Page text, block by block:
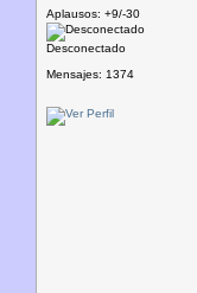
Aplausos: +9/-30
Desconectado
Mensajes: 1374